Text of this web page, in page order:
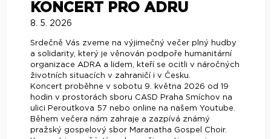
KONCERT PRO ADRU
8. 5. 2026
Srdečně Vás zveme na výjimečný večer plný hudby
a solidarity, který je věnován podpoře humanitární
organizace ADRA a lidem, kteří se ocitli v náročných
životních situacích v zahraničí i v Česku.
Koncert proběhne v sobotu 9. května 2026 od 19
hodin v prostorách sboru CASD Praha Smíchov na
ulici Peroutkova 57 nebo online na našem Youtube.
Během večera nám zahraje a zazpívá známý
pražský gospelový sbor Maranatha Gospel Choir.